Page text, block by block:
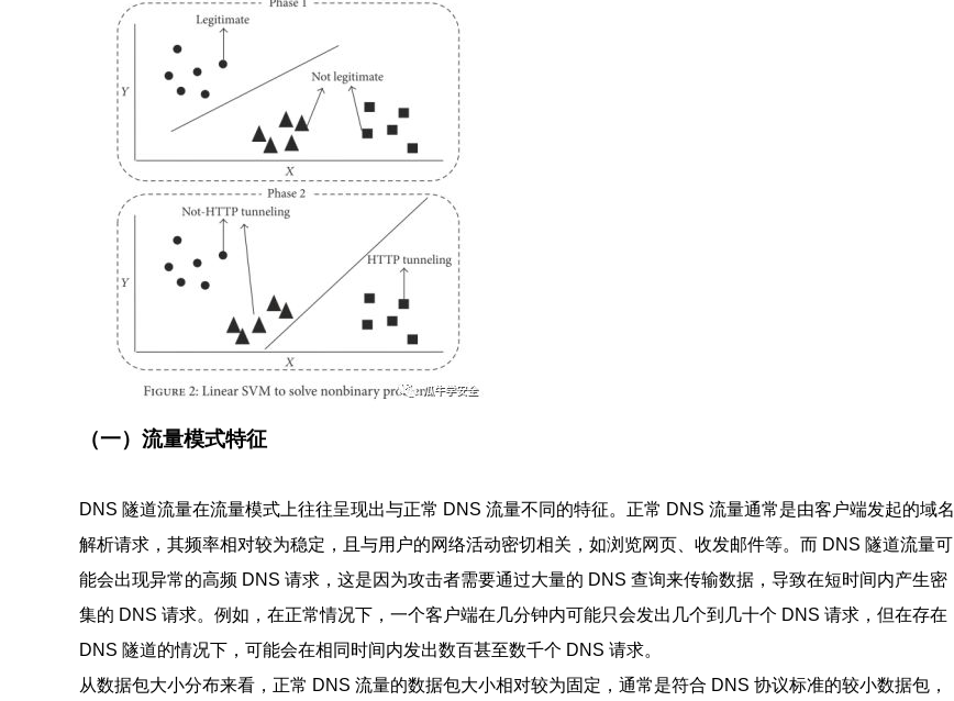
（一）流量模式特征
DNS 隧道流量在流量模式上往往呈现出与正常 DNS 流量不同的特征。正常 DNS 流量通常是由客户端发起的域名
解析请求，其频率相对较为稳定，且与用户的网络活动密切相关，如浏览网页、收发邮件等。而 DNS 隧道流量可
能会出现异常的高频 DNS 请求，这是因为攻击者需要通过大量的 DNS 查询来传输数据，导致在短时间内产生密
集的 DNS 请求。例如，在正常情况下，一个客户端在几分钟内可能只会发出几个到几十个 DNS 请求，但在存在
DNS 隧道的情况下，可能会在相同时间内发出数百甚至数千个 DNS 请求。
从数据包大小分布来看，正常 DNS 流量的数据包大小相对较为固定，通常是符合 DNS 协议标准的较小数据包，